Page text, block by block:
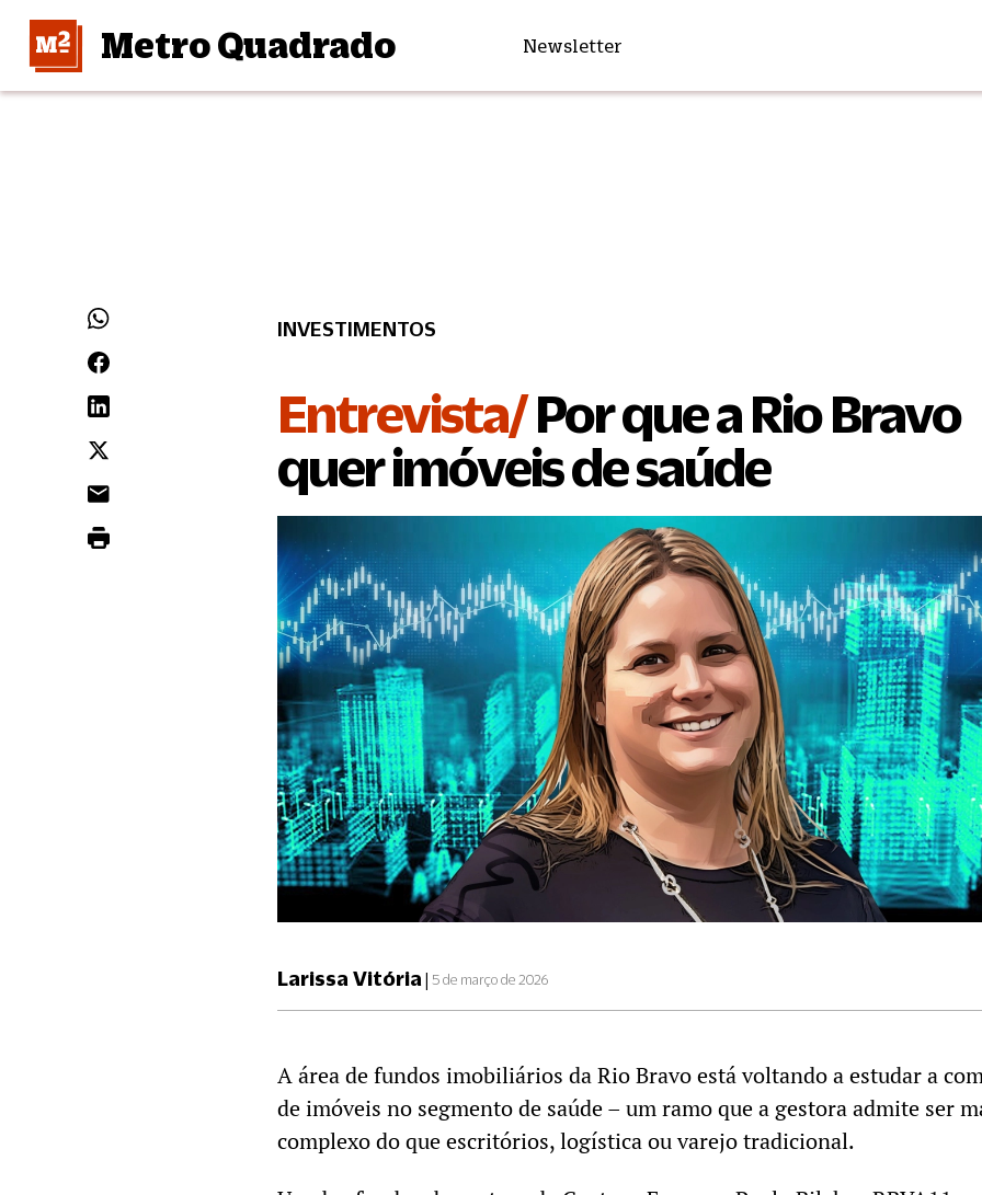
Metro Quadrado Newsletter
INVESTIMENTOS
Entrevista/Por que a Rio Bravo
quer imóveis de saúde
Larissa Vitória| 5 de março de 2026
A área de fundos imobiliários da Rio Bravo está voltando a estudar a
de imóveis no segmento de saúde – um ramo que a gestora admite ser
complexo do que escritórios, logística ou varejo tradicional.